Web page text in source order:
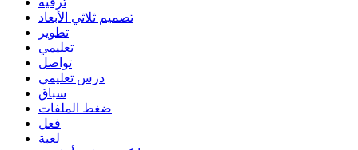
تصميم ثلاثي الأبعاد
تطوير
تعليمي
تواصل
درس تعليمي
سباق
ضغط الملفات
فعل
لعبة